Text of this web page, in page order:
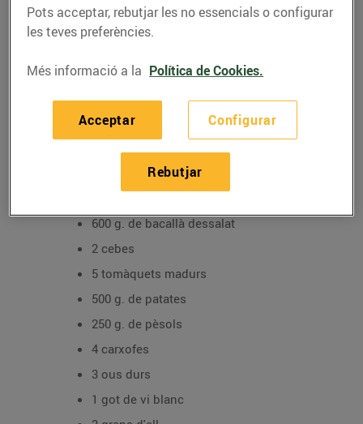
RECEPTES
Bacallà a la catalana
27/de maig/2020
Ingredients per a 4 persones:
600 g. de bacallà dessalat
2 cebes
5 tomàquets madurs
500 g. de patates
250 g. de pèsols
4 carxofes
3 ous durs
1 got de vi blanc
Pots acceptar, rebutjar les no essencials o configurar
les teves preferències.
Més informació a la Política de Cookies.
Configurar
Rebutjar
Acceptar